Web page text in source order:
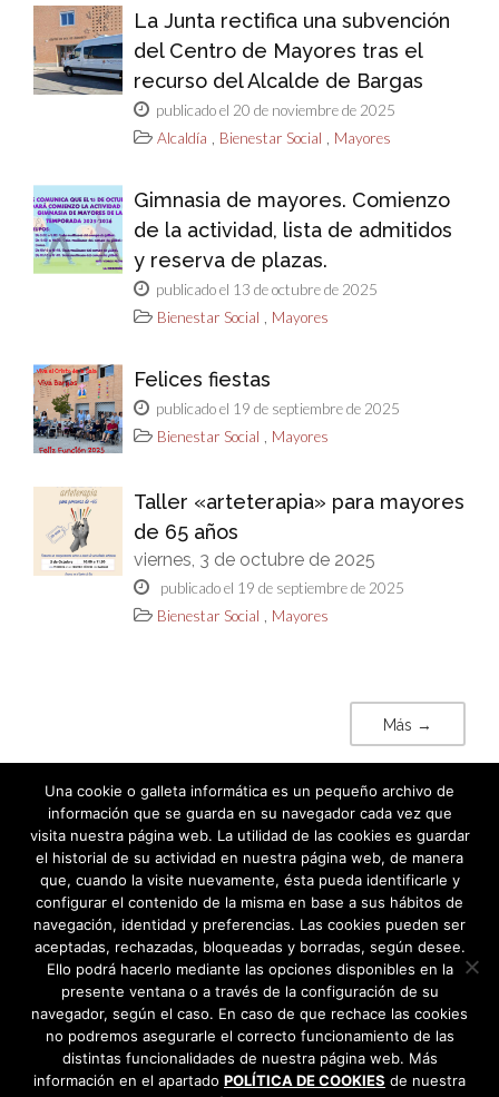
La Junta rectifica una subvención
del Centro de Mayores tras el
recurso del Alcalde de Bargas
publicado el 20 de noviembre de 2025
Alcaldía
Bienestar Social Mayores
Gimnasia de mayores. Comienzo
de la actividad, lista de admitidos
y reserva de plazas.
publicado el 13 de octubre de 2025
Bienestar Social
Mayores
Felices fiestas
publicado el 19 de septiembre de 2025
Bienestar Social
Mayores
Taller «arteterapia» para mayores
de 65 años
viernes, 3 de octubre de 2025
publicado el 19 de septiembre de 2025
Bienestar Social
Mayores
Más →
Una cookie o galleta informática es un pequeño archivo de
información que se guarda en su navegador cada vez que
visita nuestra página web. La utilidad de las cookies es guardar
el historial de su actividad en nuestra página web, de manera
que, cuando la visite nuevamente, ésta pueda identificarle y
configurar el contenido de la misma en base a sus hábitos de
navegación, identidad y preferencias. Las cookies pueden ser
aceptadas, rechazadas, bloqueadas y borradas, según desee.
Ello podrá hacerlo mediante las opciones disponibles en la
presente ventana o a través de la configuración de su
navegador, según el caso. En caso de que rechace las cookies
no podremos asegurarle el correcto funcionamiento de las
distintas funcionalidades de nuestra página web. Más
información en el apartado POLÍTICA DE COOKIES de nuestra